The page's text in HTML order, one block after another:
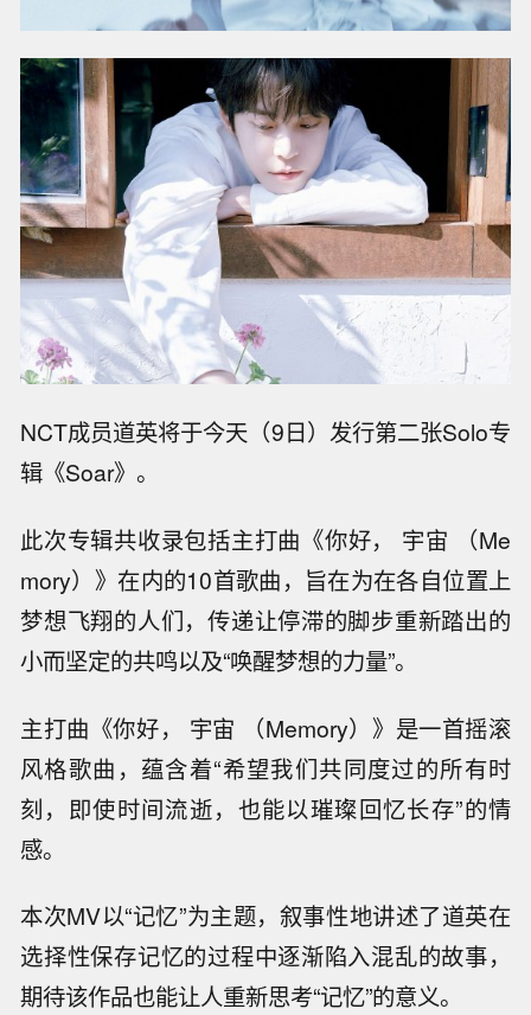
NCT成员道英将于今天（9日）发行第二张Solo专
辑《Soar》。
此次专辑共收录包括主打曲《你好， 宇宙 （Me
mory）》在内的10首歌曲，旨在为在各自位置上
梦想飞翔的人们，传递让停滞的脚步重新踏出的
小而坚定的共鸣以及“唤醒梦想的力量”。
主打曲《你好， 宇宙 （Memory）》是一首摇滚
风格歌曲，蕴含着“希望我们共同度过的所有时
刻，即使时间流逝，也能以璀璨回忆长存”的情
感。
本次MV以“记忆”为主题，叙事性地讲述了道英在
选择性保存记忆的过程中逐渐陷入混乱的故事，
期待该作品也能让人重新思考“记忆”的意义。